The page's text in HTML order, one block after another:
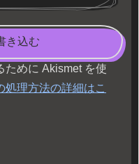
き込む
ために Akismet を使
処理方法の詳細はこ